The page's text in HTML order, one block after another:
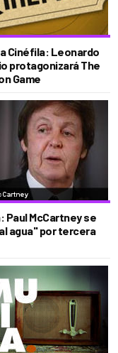
Cinéfila: Leonardo
protagonizará The
Game
Paul McCartney se
agua" por tercera